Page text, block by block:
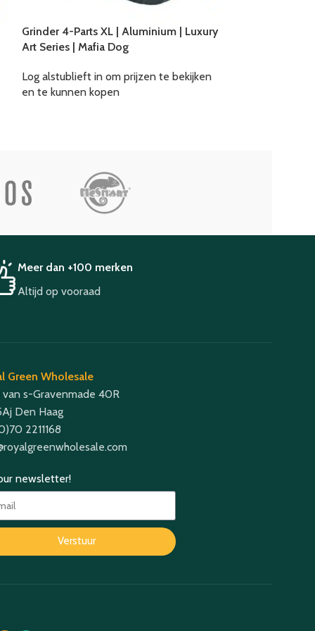
Grinder 4-Parts XL | Aluminium | Luxury
Art Series | Mafia Dog
Log alstublieft in om prijzen te bekijken
en te kunnen kopen
Meer dan +100 merken
Altijd op vooraad
Green Wholesale
van s-Gravenmade 40R
Den Haag
2211168
newsletter!
Verstuur